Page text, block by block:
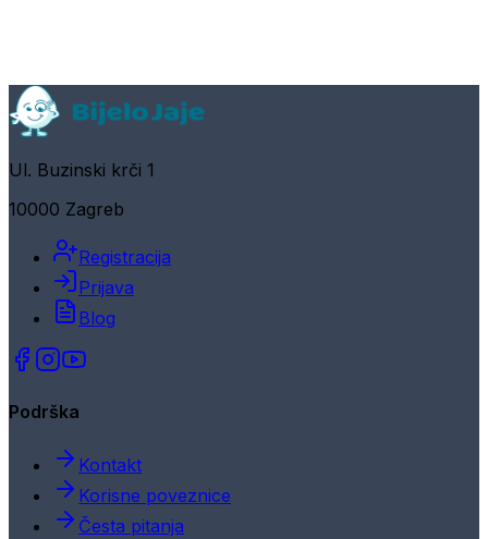
Ul. Buzinski krči 1
10000 Zagreb
Registracija
Prijava
Blog
Podrška
Kontakt
Korisne poveznice
Česta pitanja